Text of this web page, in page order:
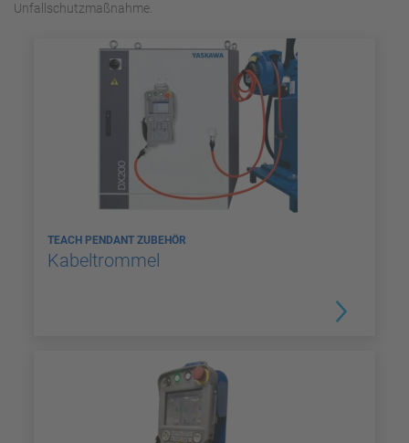
Unfallschutzmaßnahme.
TEACH PENDANT ZUBEHÖR
Kabeltrommel